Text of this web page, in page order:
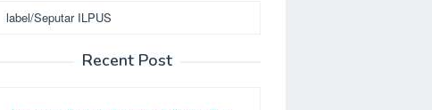
Search
for:
Recent Post